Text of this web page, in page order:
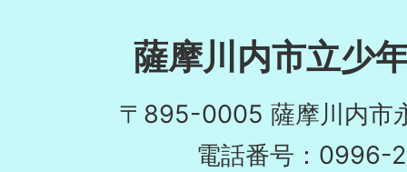
薩摩川内市立少
〒895-0005 薩摩川内市
電話番号：0996-